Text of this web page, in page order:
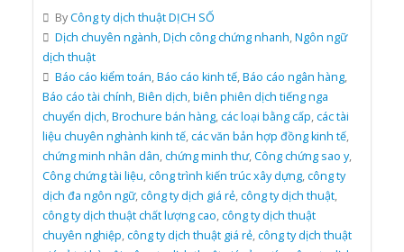
ByCông ty dịch thuật DỊCH SỐ
Dịch chuyên ngành,Dịch công chứng nhanh,Ngôn ngữ
dịch thuật
Báo cáo kiểm toán,Báo cáo kinh tế,Báo cáo ngân hàng,
Báo cáo tài chính,Biên dịch,biên phiên dịch tiếng nga
chuyển dịch,Brochure bán hàng,các loại bằng cấp,các tài
liệu chuyên nghành kinh tế,các văn bản hợp đồng kinh tế,
chứng minh nhân dân,chứng minh thư,Công chứng sao y,
Công chứng tài liệu,công trình kiến trúc xây dựng,công ty
dịch đa ngôn ngữ,công ty dịch giá rẻ,công ty dịch thuật,
công ty dịch thuật chất lượng cao,công ty dịch thuật
chuyên nghiệp,công ty dịch thuật giá rẻ,công ty dịch thuật